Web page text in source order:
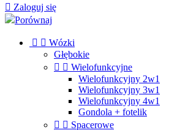
 Zaloguj się
Porównaj
  Wózki
Głębokie
  Wielofunkcyjne
Wielofunkcyjny 2w1
Wielofunkcyjny 3w1
Wielofunkcyjny 4w1
Gondola + fotelik
  Spacerowe